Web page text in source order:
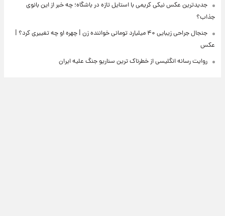
جدیدترین عکس نیکی کریمی با استایل تازه در باشگاه؛ چه خبر از این بانوی
جذاب؟
جنجال جراحی زیبایی ۴۰ میلیارد تومانی خواننده زن | چهره او چه تغییری کرد؟ |
عکس
روایت رسانه انگلیسی از خطرناک ترین سناریو جنگ علیه ایران